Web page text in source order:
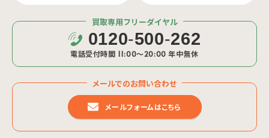
買取専用フリーダイヤル
0120-500-262
電話受付時間 11:00〜20:00 年中無休
メールでのお問い合わせ
メールフォームはこちら